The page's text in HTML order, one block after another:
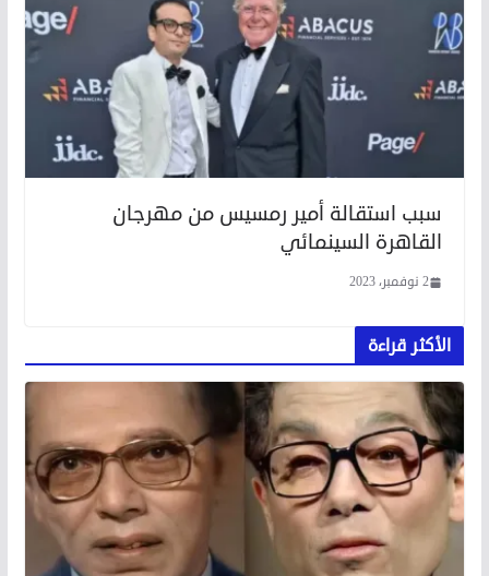
سبب استقالة أمير رمسيس من مهرجان
القاهرة السينمائي
2 نوفمبر، 2023
الأكثر قراءة